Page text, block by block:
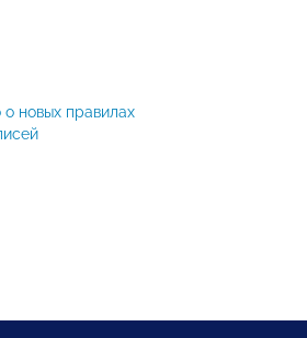
новых правилах